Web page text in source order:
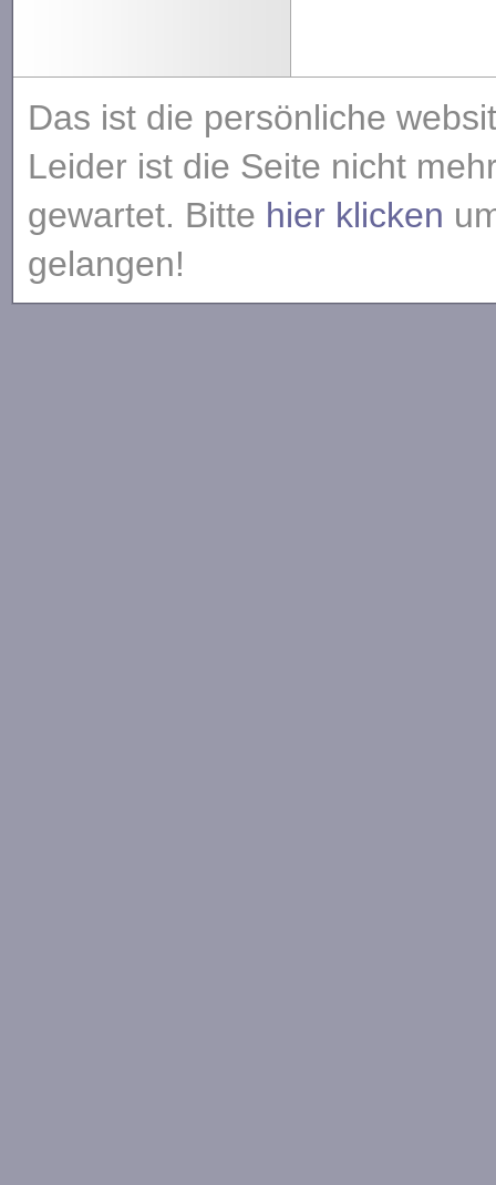
Das ist die persönliche
Leider ist die Seite nicht
gewartet. Bitte hier klicken
gelangen!